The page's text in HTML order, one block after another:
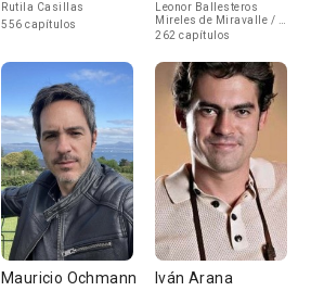
Rutila Casillas
556 capítulos
Leonor Ballesteros
Mireles de Miravalle / de
Terán "La Colombiana"
262 capítulos
Mauricio Ochmann Iván Arana